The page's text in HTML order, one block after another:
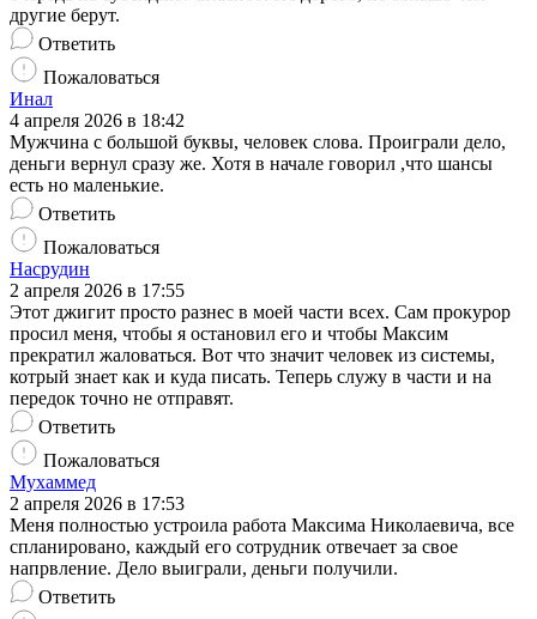
другие берут.
Ответить
Пожаловаться
Инал
4 апреля 2026 в 18:42
Мужчина с большой буквы, человек слова. Проиграли дело,
деньги вернул сразу же. Хотя в начале говорил ,что шансы
есть но маленькие.
Ответить
Пожаловаться
Насрудин
2 апреля 2026 в 17:55
Этот джигит просто разнес в моей части всех. Сам прокурор
просил меня, чтобы я остановил его и чтобы Максим
прекратил жаловаться. Вот что значит человек из системы,
котрый знает как и куда писать. Теперь служу в части и на
передок точно не отправят.
Ответить
Пожаловаться
Мухаммед
2 апреля 2026 в 17:53
Меня полностью устроила работа Максима Николаевича, все
спланировано, каждый его сотрудник отвечает за свое
напрвление. Дело выиграли, деньги получили.
Ответить